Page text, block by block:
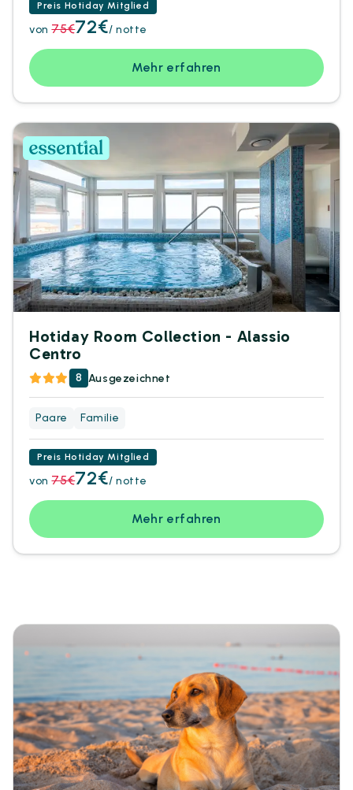
Preis Hotiday Mitglied
von 75€72€/ notte
Mehr erfahren
Hotiday Room Collection - Alassio
Centro
8 Ausgezeichnet
Paare Familie
Preis Hotiday Mitglied
von 75€72€/ notte
Mehr erfahren